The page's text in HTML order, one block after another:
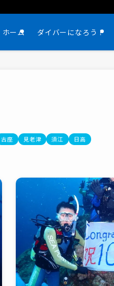
ホーム ダイバーになろう！
古座 見老津 須江 日高